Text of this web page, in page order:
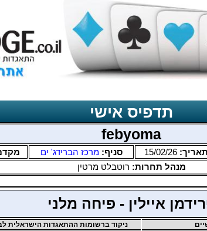
תדפיס אישי
febyoma
תאריך: 15/02/26 סניף:מרכז הברידג' ים
מנהל תחרות: רוטבלט מרטין
איילין - פיחה מלני
ניקוד ברשומות ההתאגדות הישראלית